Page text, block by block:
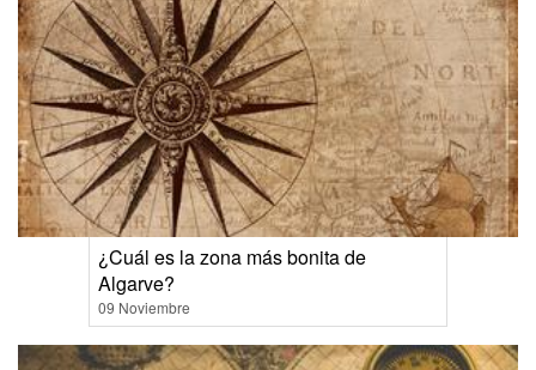
¿Cuál es la zona más bonita de
Algarve?
09 Noviembre